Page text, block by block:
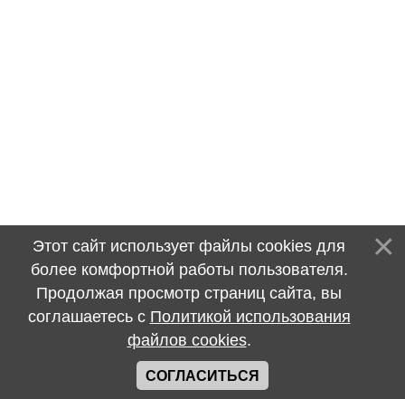
Этот сайт использует файлы cookies для
более комфортной работы пользователя.
Продолжая просмотр страниц сайта, вы
соглашаетесь с Политикой использования
файлов cookies.
СОГЛАСИТЬСЯ